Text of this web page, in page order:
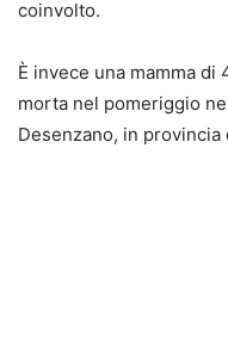
coinvolto.
È invece una mamma
morta nel pomeriggio
Desenzano, in provincia